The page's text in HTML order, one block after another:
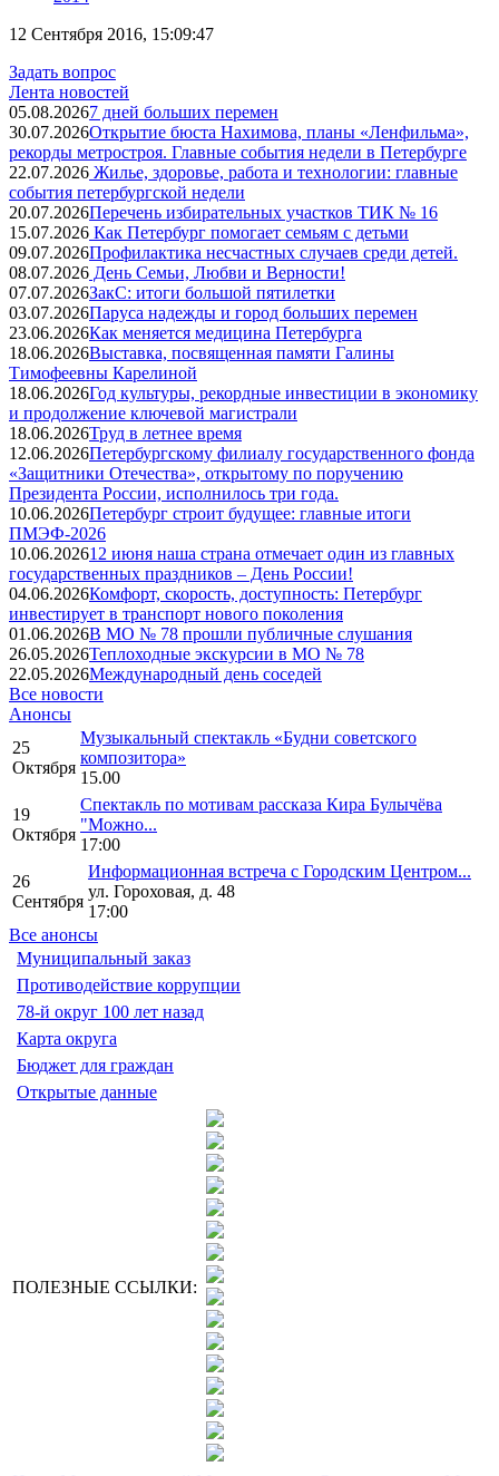
12 Сентября 2016, 15:09:47
Задать вопрос
Лента новостей
05.08.20267 дней больших перемен
30.07.2026Открытие бюста Нахимова, планы «Ленфильма»,
рекорды метростроя. Главные события недели в Петербурге
22.07.2026 Жилье, здоровье, работа и технологии: главные
события петербургской недели
20.07.2026Перечень избирательных участков ТИК № 16
15.07.2026 Как Петербург помогает семьям с детьми
09.07.2026Профилактика несчастных случаев среди детей.
08.07.2026 День Семьи, Любви и Верности!
07.07.2026ЗакС: итоги большой пятилетки
03.07.2026Паруса надежды и город больших перемен
23.06.2026Как меняется медицина Петербурга
18.06.2026Выставка, посвященная памяти Галины
Тимофеевны Карелиной
18.06.2026Год культуры, рекордные инвестиции в экономику
и продолжение ключевой магистрали
18.06.2026Труд в летнее время
12.06.2026Петербургскому филиалу государственного фонда
«Защитники Отечества», открытому по поручению
Президента России, исполнилось три года.
10.06.2026Петербург строит будущее: главные итоги
ПМЭФ-2026
10.06.202612 июня наша страна отмечает один из главных
государственных праздников – День России!
04.06.2026Комфорт, скорость, доступность: Петербург
инвестирует в транспорт нового поколения
01.06.2026В МО № 78 прошли публичные слушания
26.05.2026Теплоходные экскурсии в МО № 78
22.05.2026Международный день соседей
Все новости
Анонсы
25
Октября
Музыкальный спектакль «Будни советского
композитора»
15.00
19
Октября
Спектакль по мотивам рассказа Кира Булычёва
"Можно...
17:00
26
Сентября
Информационная встреча с Городским Центром...
ул. Гороховая, д. 48
17:00
Все анонсы
Муниципальный заказ
Противодействие коррупции
78-й округ 100 лет назад
Карта округа
Бюджет для граждан
Открытые данные
ПОЛЕЗНЫЕ ССЫЛКИ: